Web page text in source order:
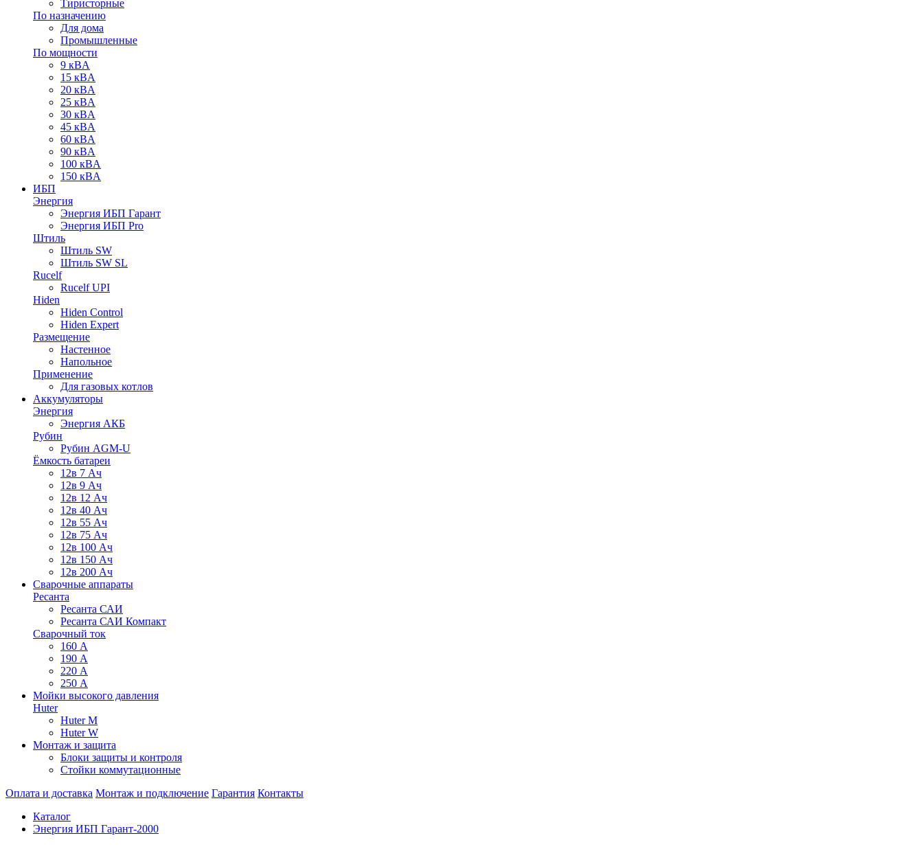
Тиристорные
По назначению
Для дома
Промышленные
По мощности
9 кВA
15 кВA
20 кВA
25 кВA
30 кВA
45 кВA
60 кВA
90 кВA
100 кВA
150 кВA
ИБП
Энергия
Энергия ИБП Гарант
Энергия ИБП Pro
Штиль
Штиль SW
Штиль SW SL
Rucelf
Rucelf UPI
Hiden
Hiden Control
Hiden Expert
Размещение
Настенное
Напольное
Применение
Для газовых котлов
Аккумуляторы
Энергия
Энергия АКБ
Рубин
Рубин AGM-U
Ёмкость батареи
12в 7 Ач
12в 9 Ач
12в 12 Ач
12в 40 Ач
12в 55 Ач
12в 75 Ач
12в 100 Ач
12в 150 Ач
12в 200 Ач
Сварочные аппараты
Ресанта
Ресанта САИ
Ресанта САИ Компакт
Сварочный ток
160 А
190 А
220 А
250 А
Мойки высокого давления
Huter
Huter M
Huter W
Монтаж и защита
Блоки защиты и контроля
Стойки коммутационные
Оплата и доставка Монтаж и подключение Гарантия Контакты
Каталог
Энергия ИБП Гарант-2000